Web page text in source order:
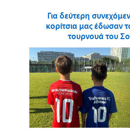
Για δεύτερη
κορίτσια μας έδωσαν
τουρνουά του